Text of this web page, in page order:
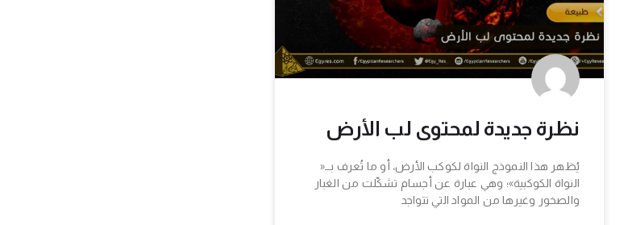
نظرة جديدة لمحتوى لب الأرض
يُظهر هذا النموذج النواة لكوكب الأرض، أو ما تُعرف بــ«
النواة الكوكبية»؛ وهي عبارة عن أجسام تشكّلت من الغبار
والصخور وغيرها من المواد التي تتواجد